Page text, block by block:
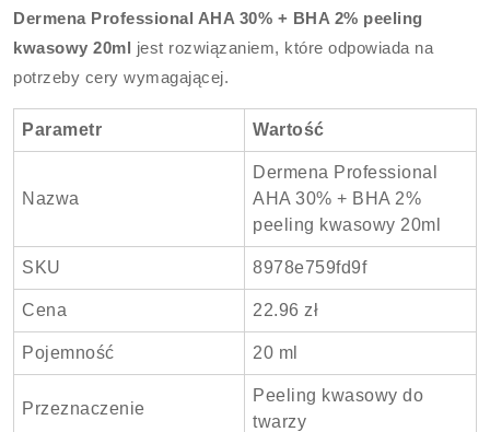
Dermena Professional AHA 30% + BHA 2% peeling
kwasowy 20ml jest rozwiązaniem, które odpowiada na
potrzeby cery wymagającej.
Parametr Wartość
Nazwa
Dermena Professional
AHA 30% + BHA 2%
peeling kwasowy 20ml
SKU 8978e759fd9f
Cena 22.96 zł
Pojemność 20 ml
Przeznaczenie
Peeling kwasowy do
twarzy